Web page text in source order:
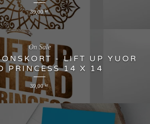
39,00kr
- LIFT UP YUOR
PRINCESS 14 X 14
39,00kr
On Sale